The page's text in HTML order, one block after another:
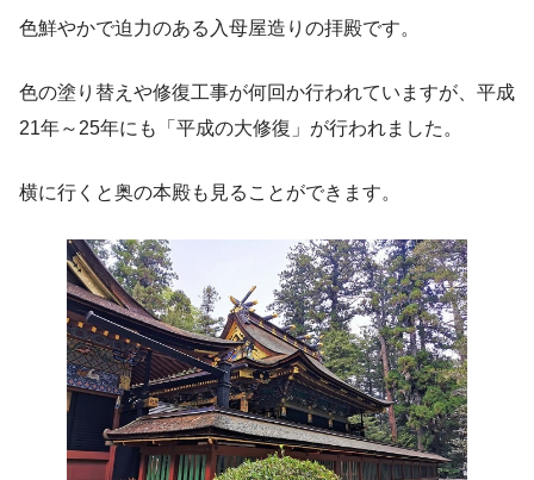
色鮮やかで迫力のある入母屋造りの拝殿です。
色の塗り替えや修復工事が何回か行われていますが、平成
21年～25年にも「平成の大修復」が行われました。
横に行くと奥の本殿も見ることができます。